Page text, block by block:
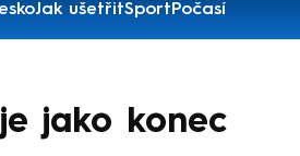
Jak ušetřitSportPočasí
jako konec